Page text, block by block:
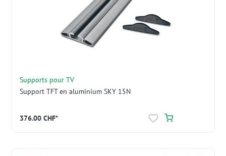
Supports pour TV
Support TFT en aluminium SKY 15N
376.00 CHF*